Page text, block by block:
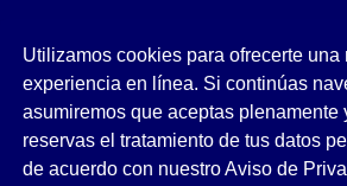
Utilizamos cookies para ofrecerte una
experiencia en línea. Si continúas
asumiremos que aceptas plenamente
reservas el tratamiento de tus datos
de acuerdo con nuestro Aviso de